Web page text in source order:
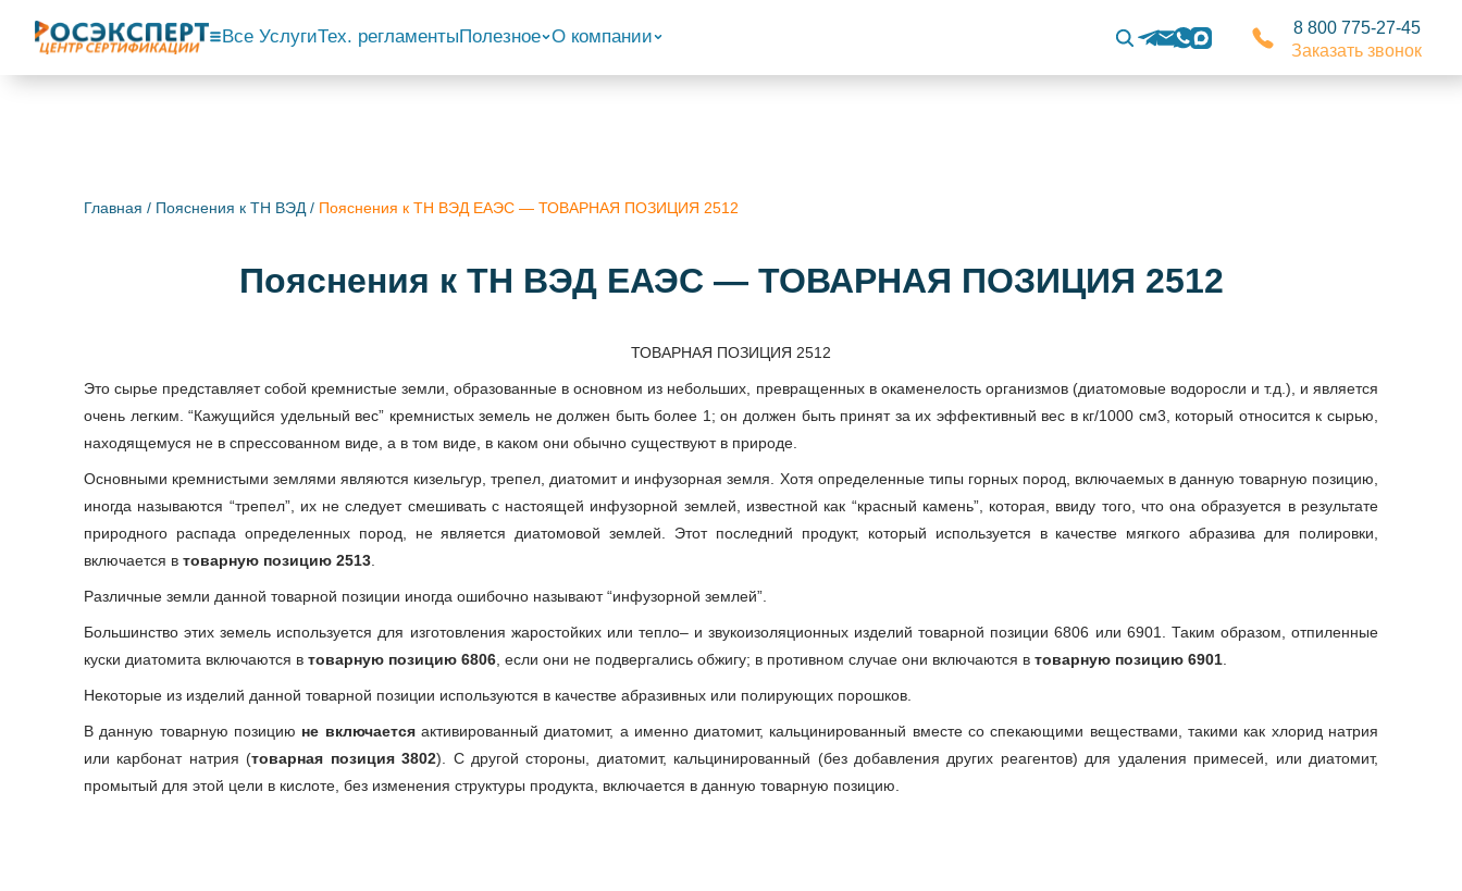
Все УслугиТех. регламенты Полезное О компании
8 800 775-27-45
Заказать звонок
Главная / Пояснения к ТН ВЭД / Пояснения к ТН ВЭД ЕАЭС — ТОВАРНАЯ ПОЗИЦИЯ 2512
Пояснения к ТН ВЭД ЕАЭС — ТОВАРНАЯ ПОЗИЦИЯ 2512
ТОВАРНАЯ ПОЗИЦИЯ 2512
Это сырье представляет собой кремнистые земли, образованные в основном из небольших, превращенных в окаменелость организмов (диатомовые водоросли и т.д.), и является
очень легким. “Кажущийся удельный вес” кремнистых земель не должен быть более 1; он должен быть принят за их эффективный вес в кг/1000 см3, который относится к сырью,
находящемуся не в спрессованном виде, а в том виде, в каком они обычно существуют в природе.
Основными кремнистыми землями являются кизельгур, трепел, диатомит и инфузорная земля. Хотя определенные типы горных пород, включаемых в данную товарную позицию,
иногда называются “трепел”, их не следует смешивать с настоящей инфузорной землей, известной как “красный камень”, которая, ввиду того, что она образуется в результате
природного распада определенных пород, не является диатомовой землей. Этот последний продукт, который используется в качестве мягкого абразива для полировки,
включается в товарную позицию 2513
Различные земли данной товарной позиции иногда ошибочно называют “инфузорной землей”.
Большинство этих земель используется для изготовления жаростойких или тепло– и звукоизоляционных изделий товарной позиции 6806 или 6901. Таким образом, отпиленные
куски диатомита включаются в товарную позицию 6806 , если они не подвергались обжигу; в противном случае они включаются в товарную позицию 6901
Некоторые из изделий данной товарной позиции используются в качестве абразивных или полирующих порошков.
В данную товарную позицию не включается активированный диатомит, а именно диатомит, кальцинированный вместе со спекающими веществами, такими как хлорид натрия
или карбонат натрия (товарная позиция 3802). С другой стороны, диатомит, кальцинированный (без добавления других реагентов) для удаления примесей, или диатомит,
промытый для этой цели в кислоте, без изменения структуры продукта, включается в данную товарную позицию.